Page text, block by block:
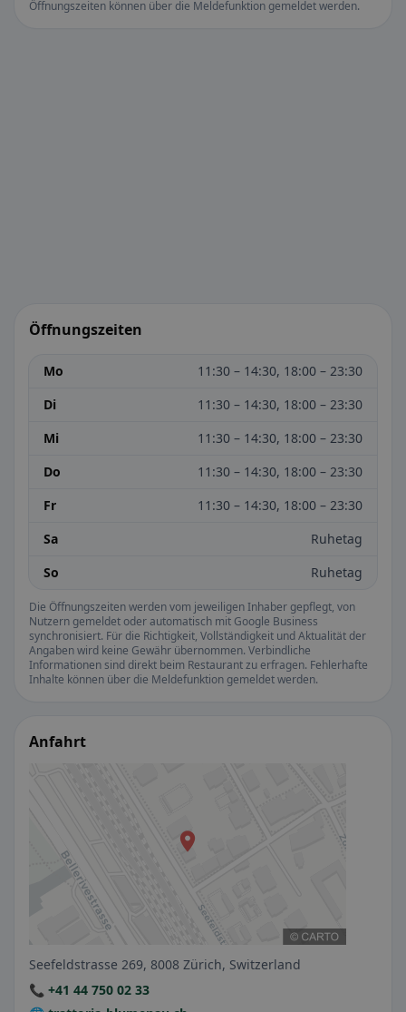
Öffnungszeiten können über die Meldefunktion gemeldet werden.
Öffnungszeiten
Mo
11:30 – 14:30, 18:00 – 23:30
Di
11:30 – 14:30, 18:00 – 23:30
Mi
11:30 – 14:30, 18:00 – 23:30
Do
11:30 – 14:30, 18:00 – 23:30
Fr
11:30 – 14:30, 18:00 – 23:30
Sa
Ruhetag
So
Ruhetag
Die Öffnungszeiten werden vom jeweiligen Inhaber gepflegt, von
Nutzern gemeldet oder automatisch mit Google Business
synchronisiert. Für die Richtigkeit, Vollständigkeit und Aktualität der
Angaben wird keine Gewähr übernommen. Verbindliche
Informationen sind direkt beim Restaurant zu erfragen. Fehlerhafte
Inhalte können über die Meldefunktion gemeldet werden.
Anfahrt
Seefeldstrasse 269, 8008 Zürich, Switzerland
📞 +41 44 750 02 33